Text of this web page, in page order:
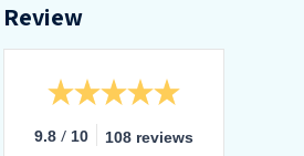
Review
9.8 / 10 108 reviews